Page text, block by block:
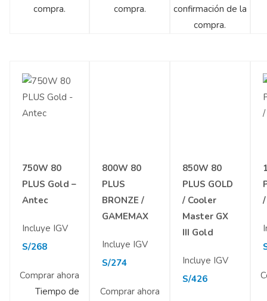
compra.
compra.
confirmación de la
compra.
750W 80
PLUS Gold –
Antec
Incluye IGV
S/268
Comprar ahora
Tiempo de
800W 80
PLUS
BRONZE /
GAMEMAX
Incluye IGV
S/274
Comprar ahora
850W 80
PLUS GOLD
/ Cooler
Master GX
III Gold
Incluye IGV
S/426